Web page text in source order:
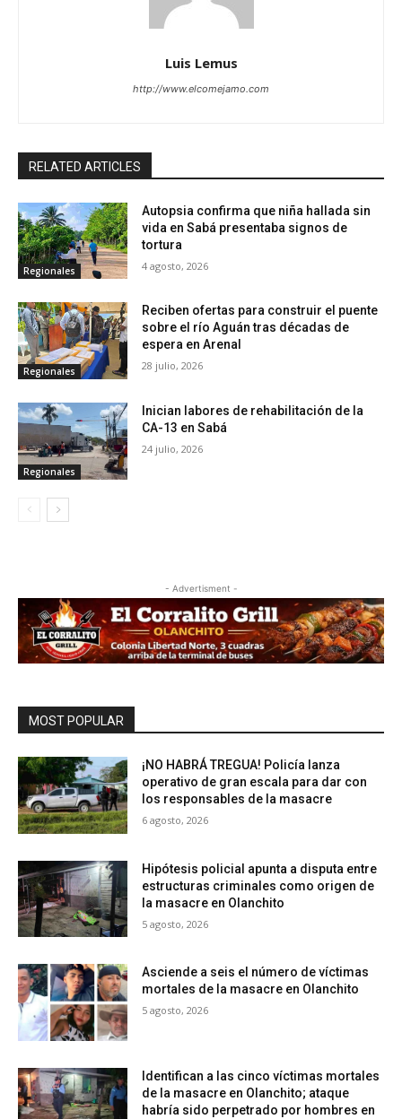
Luis Lemus
http://www.elcomejamo.com
RELATED ARTICLES
Regionales
Autopsia confirma que niña hallada sin
vida en Sabá presentaba signos de
tortura
4 agosto, 2026
Regionales
Reciben ofertas para construir el puente
sobre el río Aguán tras décadas de
espera en Arenal
28 julio, 2026
Regionales
Inician labores de rehabilitación de la
CA-13 en Sabá
24 julio, 2026
- Advertisment -
MOST POPULAR
¡NO HABRÁ TREGUA! Policía lanza
operativo de gran escala para dar con
los responsables de la masacre
6 agosto, 2026
Hipótesis policial apunta a disputa entre
estructuras criminales como origen de
la masacre en Olanchito
5 agosto, 2026
Asciende a seis el número de víctimas
mortales de la masacre en Olanchito
5 agosto, 2026
Identifican a las cinco víctimas mortales
de la masacre en Olanchito; ataque
habría sido perpetrado por hombres en